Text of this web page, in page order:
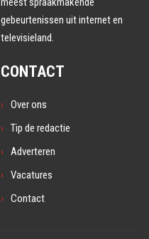
gebeurtenissen uit internet en
televisieland.
CONTACT
Over ons
Tip de redactie
Adverteren
Vacatures
Contact